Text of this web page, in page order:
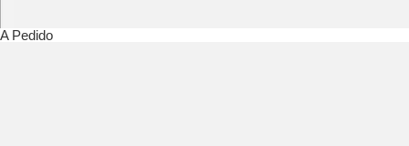
A Pedido